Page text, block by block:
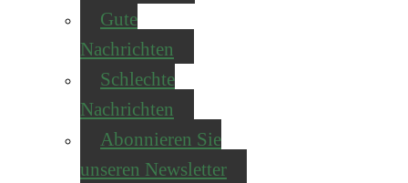
Gute
Nachrichten
Schlechte
Nachrichten
Abonnieren Sie
unseren Newsletter